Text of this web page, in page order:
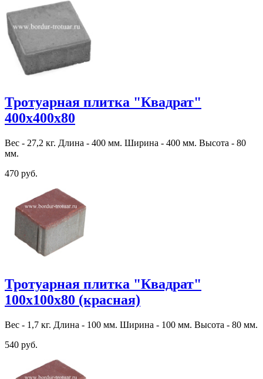
Тротуарная плитка "Квадрат"
400х400х80
Вес - 27,2 кг. Длина - 400 мм. Ширина - 400 мм. Высота - 80
мм.
470 руб.
Тротуарная плитка "Квадрат"
100х100х80 (красная)
Вес - 1,7 кг. Длина - 100 мм. Ширина - 100 мм. Высота - 80 мм.
540 руб.